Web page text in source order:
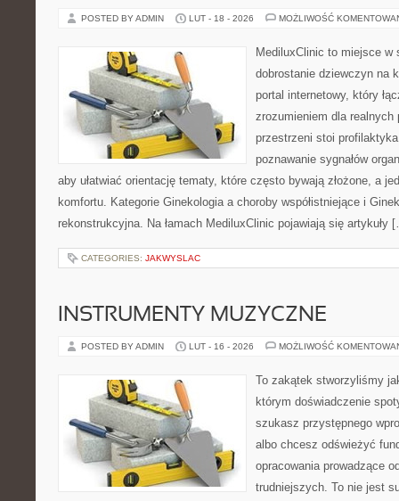
POSTED BY ADMIN LUT - 18 - 2026 MOŻLIWOŚĆ
MediluxClinic to miejsce
dobrostanie dziewczyn na
portal internetowy, który
zrozumieniem dla
przestrzeni stoi
poznawanie sygnałów
aby ułatwiać orientację tematy, które często bywają złożone, a
komfortu. Kategorie Ginekologia a choroby współistniejące i
rekonstrukcyjna. Na łamach MediluxClinic pojawiają się artykuły
CATEGORIES: JAKWYSLAC
INSTRUMENTY MUZYCZNE
POSTED BY ADMIN LUT - 16 - 2026 MOŻLIWOŚĆ
To zakątek stworzyliśmy
którym doświadczenie
szukasz przystępnego
albo chcesz odświeżyć
opracowania prowadzące
trudniejszych. To nie jest